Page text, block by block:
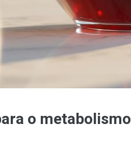
o metabolismo